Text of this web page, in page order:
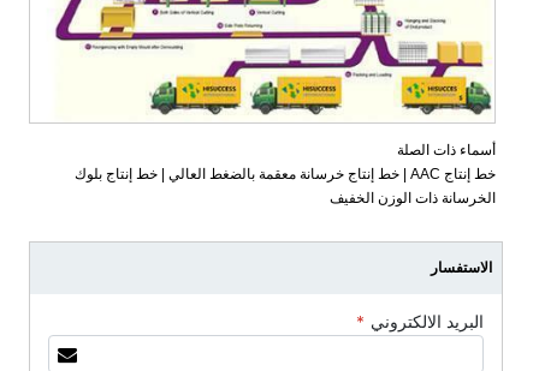
أسماء ذات الصلة
خط إنتاج AAC | خط إنتاج خرسانة معقمة بالضغط العالي | خط إنتاج بلوك
الخرسانة ذات الوزن الخفيف
الاستفسار